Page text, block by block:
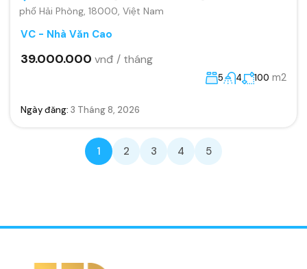
phố Hải Phòng, 18000, Việt Nam
VC - Nhà Văn Cao
39.000.000 vnđ / tháng
5 4 100 m2
Ngày đăng: 3 Tháng 8, 2026
1 2 3 4 5